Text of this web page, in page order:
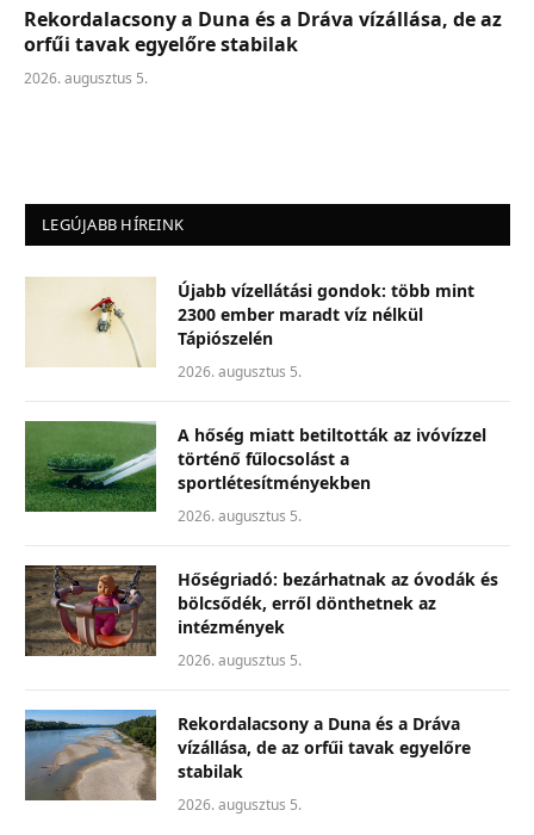
Rekordalacsony a Duna és a Dráva vízállása, de az
orfűi tavak egyelőre stabilak
2026. augusztus 5.
LEGÚJABB HÍREINK
Újabb vízellátási gondok: több mint
2300 ember maradt víz nélkül
Tápiószelén
2026. augusztus 5.
A hőség miatt betiltották az ivóvízzel
történő fűlocsolást a
sportlétesítményekben
2026. augusztus 5.
Hőségriadó: bezárhatnak az óvodák és
bölcsődék, erről dönthetnek az
intézmények
2026. augusztus 5.
Rekordalacsony a Duna és a Dráva
vízállása, de az orfűi tavak egyelőre
stabilak
2026. augusztus 5.